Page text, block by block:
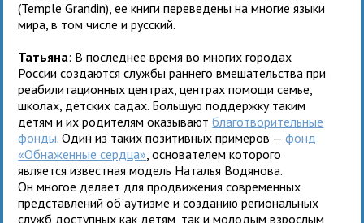
(Temple Grandin), ее книги переведены на многие языки
мира, в том числе и русский.
Татьяна: В последнее время во многих городах
России создаются службы раннего вмешательства при
реабилитационных центрах, центрах помощи семье,
школах, детских садах. Большую поддержку таким
детям и их родителям оказываютблаготворительные
фонды. Один из таких позитивных примеров —фонд
«Обнаженные сердца» , основателем которого
является известная модель Наталья Водянова.
Он многое делает для продвижения современных
представлений об аутизме и созданию региональных
служб доступных как детям, так и молодым взрослым,